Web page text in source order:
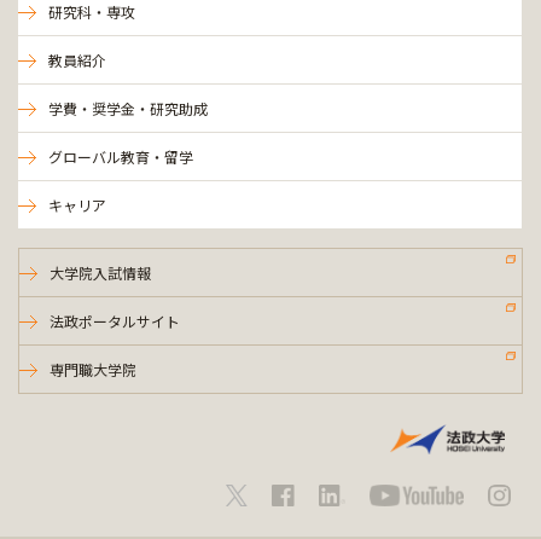
研究科・専攻
教員紹介
学費・奨学金・研究助成
グローバル教育・留学
キャリア
大学院入試情報
法政ポータルサイト
専門職大学院